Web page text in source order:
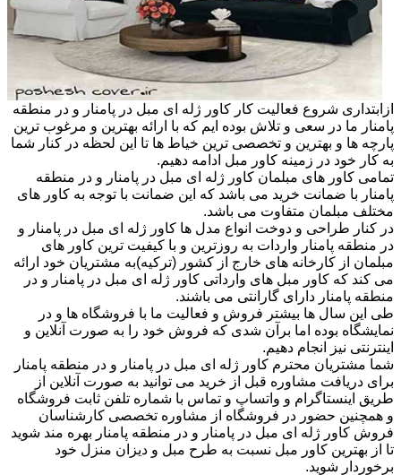
ازابتداری شروع فعالیت کار کاور ژله ای مبل در پامنار و در منطقه
پامنار ما در سعی و تلاش بوده ایم که با ارائه بهترین و مرغوب ترین
پارچه ها و بهترین و تخصصی ترین خیاط ها تا این لحظه در کنار شما
به کار خود در زمینه کاور مبل ادامه دهیم.
تمامی کاور های مبلمان کاور ژله ای مبل در پامنار و در منطقه
پامنار با ضمانت خرید می باشد که این ضمانت با توجه به کاور های
مختلف مبلمان متفاوت می باشد.
در کنار طراحی و دوخت انواع مدل ها کاور ژله ای مبل در پامنار و
در منطقه پامنار واردات به روزترین و با کیفیت ترین کاور های
مبلمان از کارخانه های خارج از کشور (ترکیه)به مشتریان خود ارائه
می کند که کاور مبل های وارداتی کاور ژله ای مبل در پامنار و در
منطقه پامنار دارای گارانتی می باشند.
طی این سال ها بیشتر فروش و فعالیت ما با فروشگاه ها و در
نمایشگاه بوده اما برآن شدی که فروش خود را به صورت آنلاین و
اینترنتی نیز انجام دهیم.
شما مشتریان محترم کاور ژله ای مبل در پامنار و در منطقه پامنار
برای دریافت مشاوره قبل از خرید می توانید به صورت آنلاین از
طریق اینستاگرام و واتساپ و تماس با شماره تلفن ثابت فروشگاه
و همچنین حضور در فروشگاه از مشاوره تخصصی کارشناسان
فروش کاور ژله ای مبل در پامنار و در منطقه پامنار بهره مند شوید
تا از بهترین کاور مبل نسبت به طرح مبل و دیزان منزل خود
برخوردار شوید.